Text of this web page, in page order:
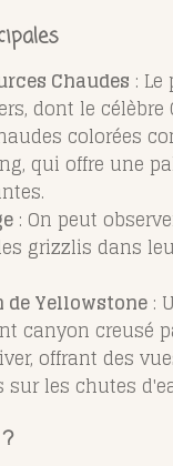
Chaudes :
dont le célèbre
colorées
qui offre une
: On peut
grizzlis dans
de Yellowstone :
canyon creusé
offrant des
sur les chutes